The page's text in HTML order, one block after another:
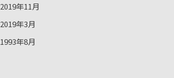
2019年11月
2019年3月
1993年8月